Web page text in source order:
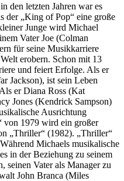
den letzten Jahren war es
der „King of Pop“ eine große
Junge wird Michael
Vater Joe (Colman
für seine Musikkarriere
erobern. Schon mit 13
und feiert Erfolge. Als er
Jackson), ist sein Leben
er Diana Ross (Kat
Jones (Kendrick Sampson)
Ausrichtung
von 1979 wird ein großer
„Thriller“ (1982). „Thriller“
Michaels musikalische
in der Beziehung zu seinem
seinen Vater als Manager zu
John Branca (Miles